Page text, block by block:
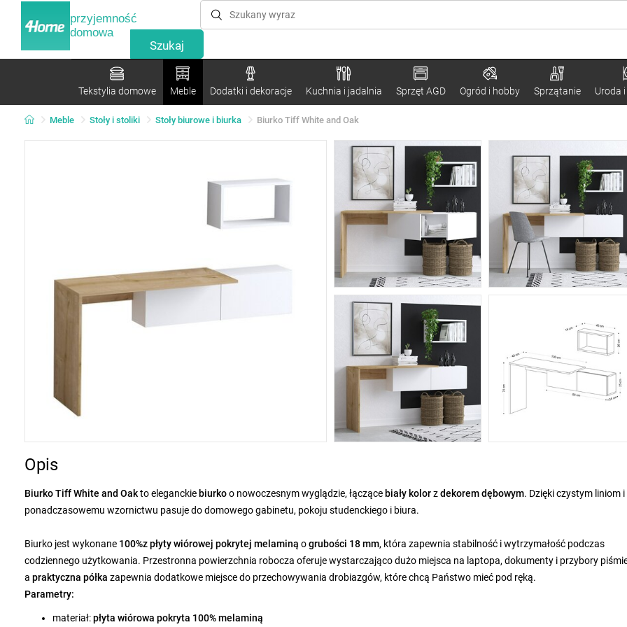
przyjemność
domowa
Tekstylia domowe Meble Dodatki i dekoracje Kuchnia i jadalnia Sprzęt AGD Ogród i hobby Sprzątanie Uroda
Meble Stoły i stoliki Stoły biurowe i biurka Biurko Tiff White and Oak
Opis
Biurko Tiff White and Oakto eleganckie biurkoo nowoczesnym wyglądzie, łączące biały kolorzdekorem dębowym. Dzięki czystym liniom i
ponadczasowemu wzornictwu pasuje do domowego gabinetu, pokoju studenckiego i biura.
Biurko jest wykonane 100%z płyty wiórowej pokrytej melaminą ogrubości 18 mm, która zapewnia stabilność i wytrzymałość podczas
codziennego użytkowania. Przestronna powierzchnia robocza oferuje wystarczająco dużo miejsca na laptopa, dokumenty i przybory
a praktyczna półka zapewnia dodatkowe miejsce do przechowywania drobiazgów, które chcą Państwo mieć pod ręką.
Parametry:
materiał:płyta wiórowa pokryta 100% melaminą